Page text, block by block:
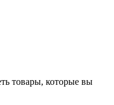
товары, которые вы